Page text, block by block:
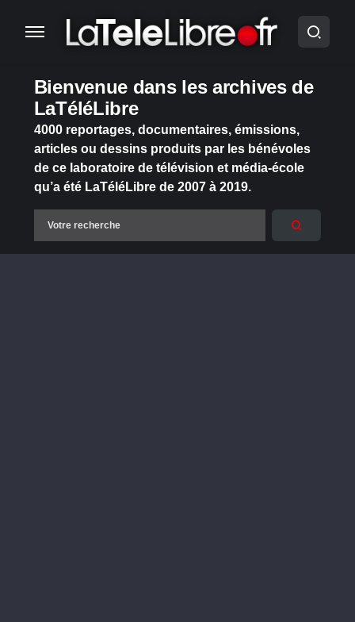
Bienvenue dans les archives de
LaTéléLibre
4000 reportages, documentaires, émissions,
articles ou dessins produits par les bénévoles
de ce laboratoire de télévision et média-école
qu’a été LaTéléLibre de 2007 à 2019.